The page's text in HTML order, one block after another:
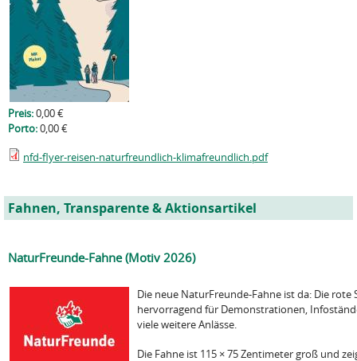
Preis:0,00 €
Porto:0,00 €
nfd-flyer-reisen-naturfreundlich-klimafreundlich.pdf
Fahnen, Transparente & Aktionsartikel
NaturFreunde-Fahne (Motiv 2026)
Die neue NaturFreunde-Fahne ist da: Die rote
hervorragend für Demonstrationen,
viele weitere Anlässe.
Die Fahne ist 115 × 75 Zentimeter groß und